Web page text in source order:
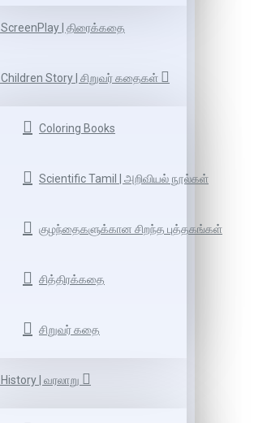
ScreenPlay | திரைக்கதை
Children Story | சிறுவர் கதைகள்
Coloring Books
Scientific Tamil | அறிவியல் நூல்கள்
குழந்தைகளுக்கான சிறந்த புத்தகங்கள்
சித்திரக்கதை
சிறுவர் கதை
History | வரலாறு